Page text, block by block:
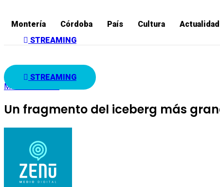
Montería Córdoba País Cultura Actualidad
STREAMING
STREAMING
Medio ambiente
Un fragmento del iceberg más